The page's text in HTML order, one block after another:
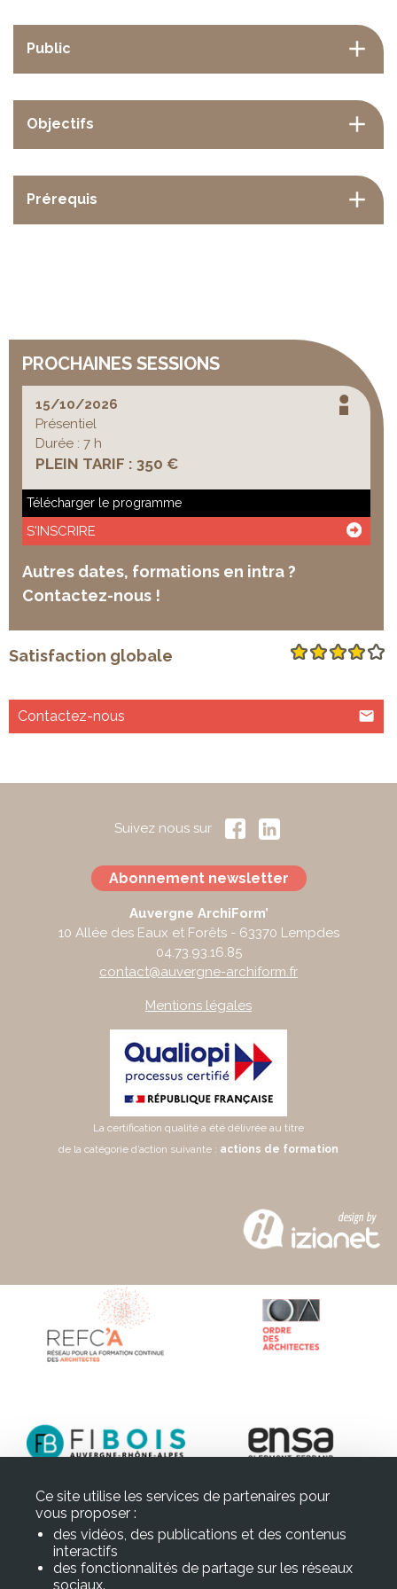
Public
Objectifs
Prérequis
PROCHAINES SESSIONS
15/10/2026
Présentiel
Durée : 7 h
PLEIN TARIF : 350 €
Télécharger le programme
S'INSCRIRE
Autres dates, formations en intra ?
Contactez-nous !
Satisfaction globale
Contactez-nous
Suivez nous sur
Abonnement newsletter
Auvergne ArchiForm’
10 Allée des Eaux et Forêts - 63370 Lempdes
04.73.93.16.85
contact@auvergne-archiform.fr
Mentions légales
La certification qualité a été délivrée au titre
de la catégorie d’action suivante : actions de formation
Ce site utilise les services de partenaires pour
vous proposer :
des vidéos, des publications et des contenus
interactifs
des fonctionnalités de partage sur les réseaux
sociaux.